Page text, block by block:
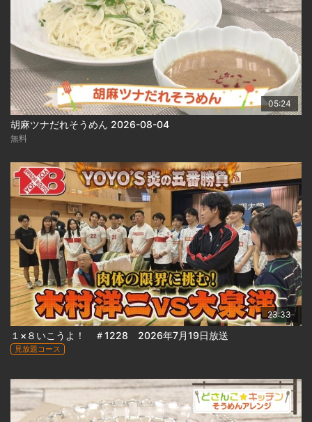
05:24
胡麻ツナだれそうめん 2026-08-04
無料
23:33
１×８いこうよ！ ＃1228 2026年7月19日放送
見放題コース